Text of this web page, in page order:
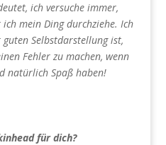
ich versuche immer,
mein Ding durchziehe. Ich
Selbstdarstellung ist,
Fehler zu machen, wenn
natürlich Spaß haben!
für dich?